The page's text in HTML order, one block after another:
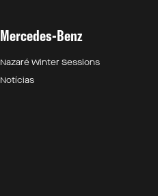
Mercedes-Benz
Nazaré Winter Sessions
Notícias